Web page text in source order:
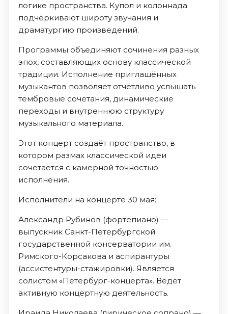
логике пространства. Купол и колоннада
подчёркивают широту звучания и
драматургию произведений.
Программы объединяют сочинения разных
эпох, составляющих основу классической
традиции. Исполнение приглашённых
музыкантов позволяет отчётливо услышать
тембровые сочетания, динамические
переходы и внутреннюю структуру
музыкального материала.
Этот концерт создаёт пространство, в
котором размах классической идеи
сочетается с камерной точностью
исполнения.
Исполнители на концерте 30 мая:
Александр Рубинов (фортепиано) —
выпускник Санкт-Петербургской
государственной консерватории им.
Римского-Корсакова и аспирантуры
(ассистентуры-стажировки). Является
солистом «Петербург-концерта». Ведёт
активную концертную деятельность.